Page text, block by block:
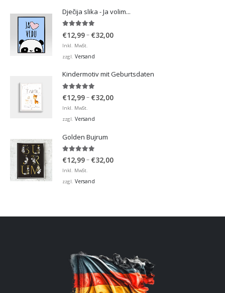
Dječija slika - Ja volim...
€12,99– €32,00Preisspanne:
Inkl. MwSt.
zzgl. Versand
Kindermotiv mit Geburtsdaten
5.00von 5
€12,99– €32,00Preisspanne:
Inkl. MwSt.
zzgl. Versand
Golden Bujrum
5.00von 5
€12,99– €32,00Preisspanne:
Inkl. MwSt.
zzgl. Versand